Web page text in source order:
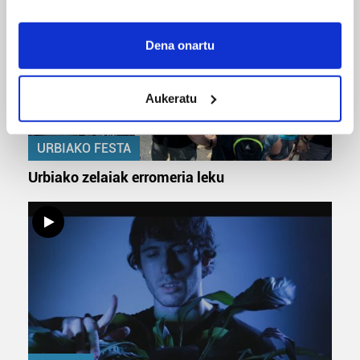
If you allow, we would also like to:
Collect information about your geographical
meters
Identify your device by actively scanning it for
specific characteristics (fingerprinting)
Find out more about how your personal data is processed
and set your preferences in thedetails section.
Guk eta gure bazkideek zure datu pertsonalak
prozesatzen ditugu, zure IP zenbakia, besteak beste,
teknologia erabiliz, cookieak adibidez, iragarki eta eduki
pertsonalizatuak eskaintzeko, iragarkiak eta edukia
neurtzeko, jendeari buruzko informazioa biltzeko eta
produktuak garatzeko. Zure datuak nork eta zertarako
erabiltzen dituen hauta dezakezu.
Bazkide batzuek ez dizute baimenik eskatzen, eta beren
Dena onartu
Aukeratu
URBIAKO FESTA
Urbiako zelaiak erromeria leku